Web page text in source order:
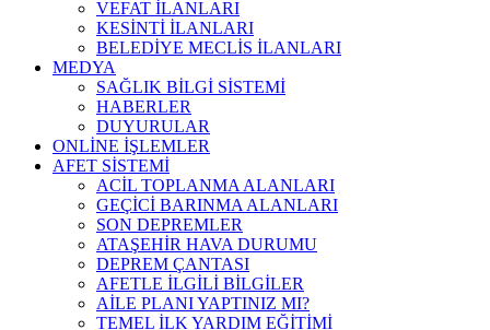
VEFAT İLANLARI
KESİNTİ İLANLARI
BELEDİYE MECLİS İLANLARI
MEDYA
SAĞLIK BİLGİ SİSTEMİ
HABERLER
DUYURULAR
ONLİNE İŞLEMLER
AFET SİSTEMİ
ACİL TOPLANMA ALANLARI
GEÇİCİ BARINMA ALANLARI
SON DEPREMLER
ATAŞEHİR HAVA DURUMU
DEPREM ÇANTASI
AFETLE İLGİLİ BİLGİLER
AİLE PLANI YAPTINIZ MI?
TEMEL İLK YARDIM EĞİTİMİ